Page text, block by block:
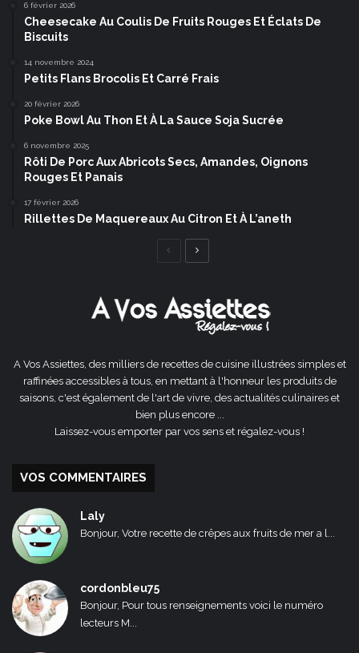
6 février 2026
Cheesecake Au Coulis De Fruits Rouges Et Éclats De
Biscuits
14 novembre 2024
Petits Flans Brocolis Et Carré Frais
20 février 2026
Poke Bowl Au Thon Et À La Sauce Soja Sucrée
6 novembre 2025
Rôti De Porc Aux Abricots Secs, Amandes, Oignons
Rouges Et Panais
17 février 2026
Rillettes De Maquereaux Au Citron Et À L’aneth
Page
A Vos Assiettes, des milliers de recettes de cuisine illustrées simples et
raffinées accessibles à tous, en mettant à l'honneur les produits de
saisons, c'est également de l'art de vivre, des actualités culinaires et
bien plus encore ...
Laissez-vous emporter par vos sens et régalez-vous !
VOS COMMENTAIRES
Laly
Bonjour, Votre recette de crêpes aux fruits de mer a l...
cordonbleu75
Bonjour, Pour tous renseignements voici le numéro
lecteurs M...